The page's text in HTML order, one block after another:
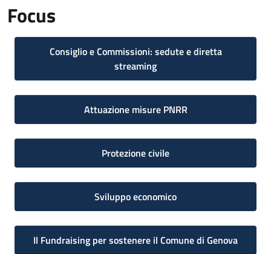
Focus
Consiglio e Commissioni: sedute e diretta
streaming
Attuazione misure PNRR
Protezione civile
Sviluppo economico
Il Fundraising per sostenere il Comune di Genova